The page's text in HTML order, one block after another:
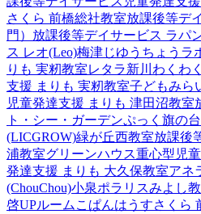
さくら 前橋総社教室放課後等デ
門） 放課後等デイサービス ラパ
ス レオ(Leo)梅津じゆうちょうラ
りも 実籾教室レタラ新川 わくわ
支援 まりも 実籾教室子どもみら
児童発達支援 まりも 津田沼教室
ト・シー・ガーデンぷっく旗の
(LICGROW)緑が丘西教室放課後
浦教室グリーンハウス重心型児
発達支援 まりも 大久保教室アネ
(ChouChou)小泉ポラリスみよし
啓UPルーム こぱんはうすさくら